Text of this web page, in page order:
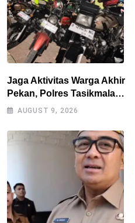
Jaga Aktivitas Warga Akhir
Pekan, Polres Tasikmalaya
Gencarkan Patroli Blue
AUGUST 9, 2026